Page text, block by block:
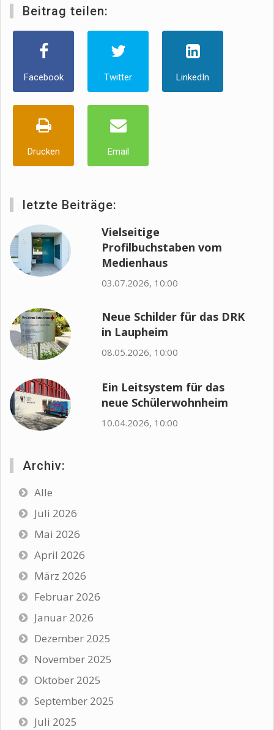
Beitrag teilen:
Facebook Twitter LinkedIn
Drucken Email
letzte Beiträge:
Vielseitige
Profilbuchstaben vom
Medienhaus
03.07.2026, 10:00
Neue Schilder für das DRK
in Laupheim
08.05.2026, 10:00
Ein Leitsystem für das
neue Schülerwohnheim
10.04.2026, 10:00
Archiv:
Alle
Juli 2026
Mai 2026
April 2026
März 2026
Februar 2026
Januar 2026
Dezember 2025
November 2025
Oktober 2025
September 2025
Juli 2025